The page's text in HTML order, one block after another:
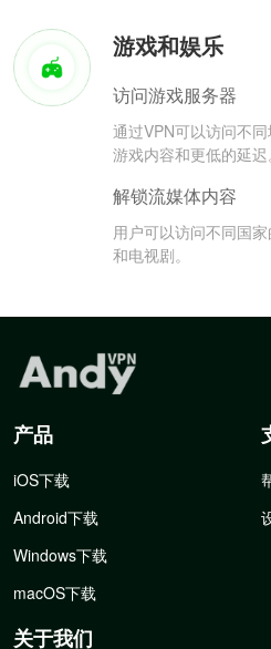
游戏和娱乐
访问游戏服务器
通过VPN可以访问不
游戏内容和更低的延迟
解锁流媒体内容
用户可以访问不同国
和电视剧。
产品
iOS下载
Android下载
Windows下载
macOS下载
关于我们